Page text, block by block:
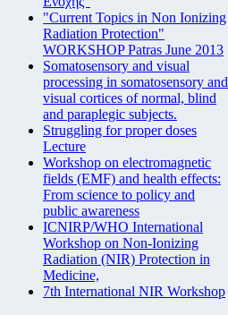
"Current Topics in Non Ionizing
Radiation Protection"
WORKSHOP Patras June 2013
Somatosensory and visual
processing in somatosensory and
visual cortices of normal, blind
and paraplegic subjects.
Struggling for proper doses
Lecture
Workshop on electromagnetic
fields (EMF) and health effects:
From science to policy and
public awareness
ICNIRP/WHO International
Workshop on Non-Ionizing
Radiation (NIR) Protection in
Medicine,
7th International NIR Workshop